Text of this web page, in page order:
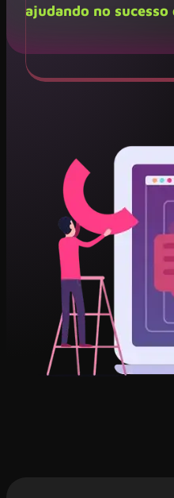
ajudando no sucesso